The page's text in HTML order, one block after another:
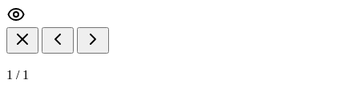
1 / 1